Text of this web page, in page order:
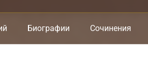
Биографии Сочинения